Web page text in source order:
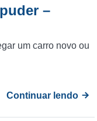
–
um carro novo ou
Continuar lendo